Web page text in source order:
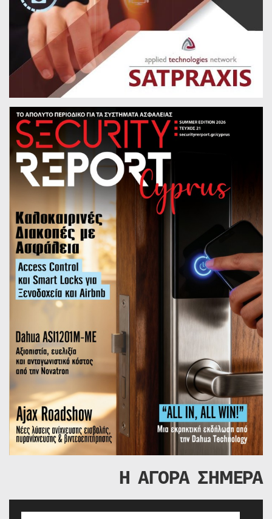
Η ΑΓΟΡΑ ΣΗΜΕΡΑ